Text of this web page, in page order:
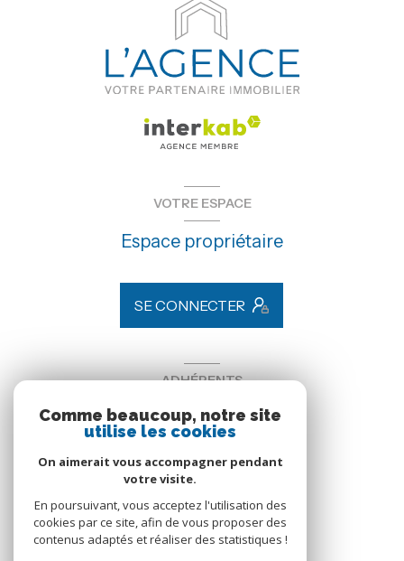
VOTRE ESPACE
Espace propriétaire
SE CONNECTER
ADHÉRENTS
Nous adhérons
Comme beaucoup, notre site
utilise les cookies
On aimerait vous accompagner pendant
votre visite.
En poursuivant, vous acceptez l'utilisation des
cookies par ce site, afin de vous proposer des
contenus adaptés et réaliser des statistiques !